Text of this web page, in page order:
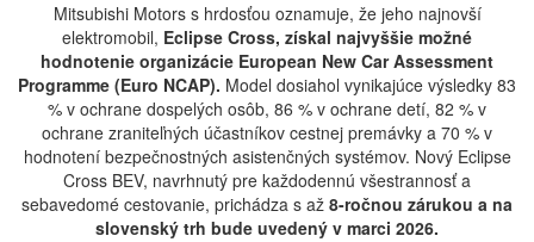
Mitsubishi Motors s hrdosťou oznamuje, že jeho najnovší
elektromobil, Eclipse Cross, získal najvyššie možné
hodnotenie organizácie European New Car Assessment
Programme (Euro NCAP). Model dosiahol vynikajúce výsledky 83
% v ochrane dospelých osôb, 86 % v ochrane detí, 82 % v
ochrane zraniteľných účastníkov cestnej premávky a 70 % v
hodnotení bezpečnostných asistenčných systémov. Nový Eclipse
Cross BEV, navrhnutý pre každodennú všestrannosť a
sebavedomé cestovanie, prichádza s až 8-ročnou zárukou a na
slovenský trh bude uvedený v marci 2026.